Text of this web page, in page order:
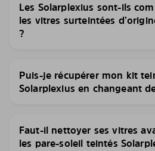
Les Solarplexius sont-ils
les vitres surteintées
?
Puis-je récupérer mon kit
Solarplexius en changeant
Faut-il nettoyer ses vitres
les pare-soleil teintés